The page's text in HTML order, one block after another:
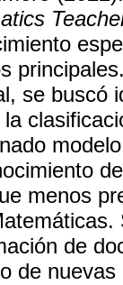
se buscó
menos
de
de